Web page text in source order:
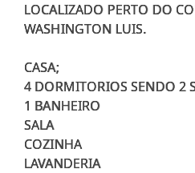
LOCALIZADO PERTO DO
WASHINGTON LUIS.
CASA;
4 DORMITORIOS SENDO 2
1 BANHEIRO
SALA
COZINHA
LAVANDERIA